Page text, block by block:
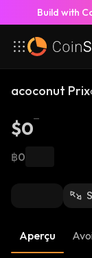
Build with
acoconut Prix
$0
฿0
Aperçu